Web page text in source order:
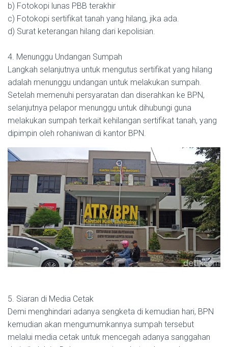
b) Fotokopi lunas PBB terakhir
c) Fotokopi sertifikat tanah yang hilang, jika ada.
d) Surat keterangan hilang dari kepolisian.
4. Menunggu Undangan Sumpah
Langkah selanjutnya untuk mengutus sertifikat yang hilang
adalah menunggu undangan untuk melakukan sumpah.
Setelah memenuhi persyaratan dan diserahkan ke BPN,
selanjutnya pelapor menunggu untuk dihubungi guna
melakukan sumpah terkait kehilangan sertifikat tanah, yang
dipimpin oleh rohaniwan di kantor BPN.
5. Siaran di Media Cetak
Demi menghindari adanya sengketa di kemudian hari, BPN
kemudian akan mengumumkannya sumpah tersebut
melalui media cetak untuk mencegah adanya sanggahan